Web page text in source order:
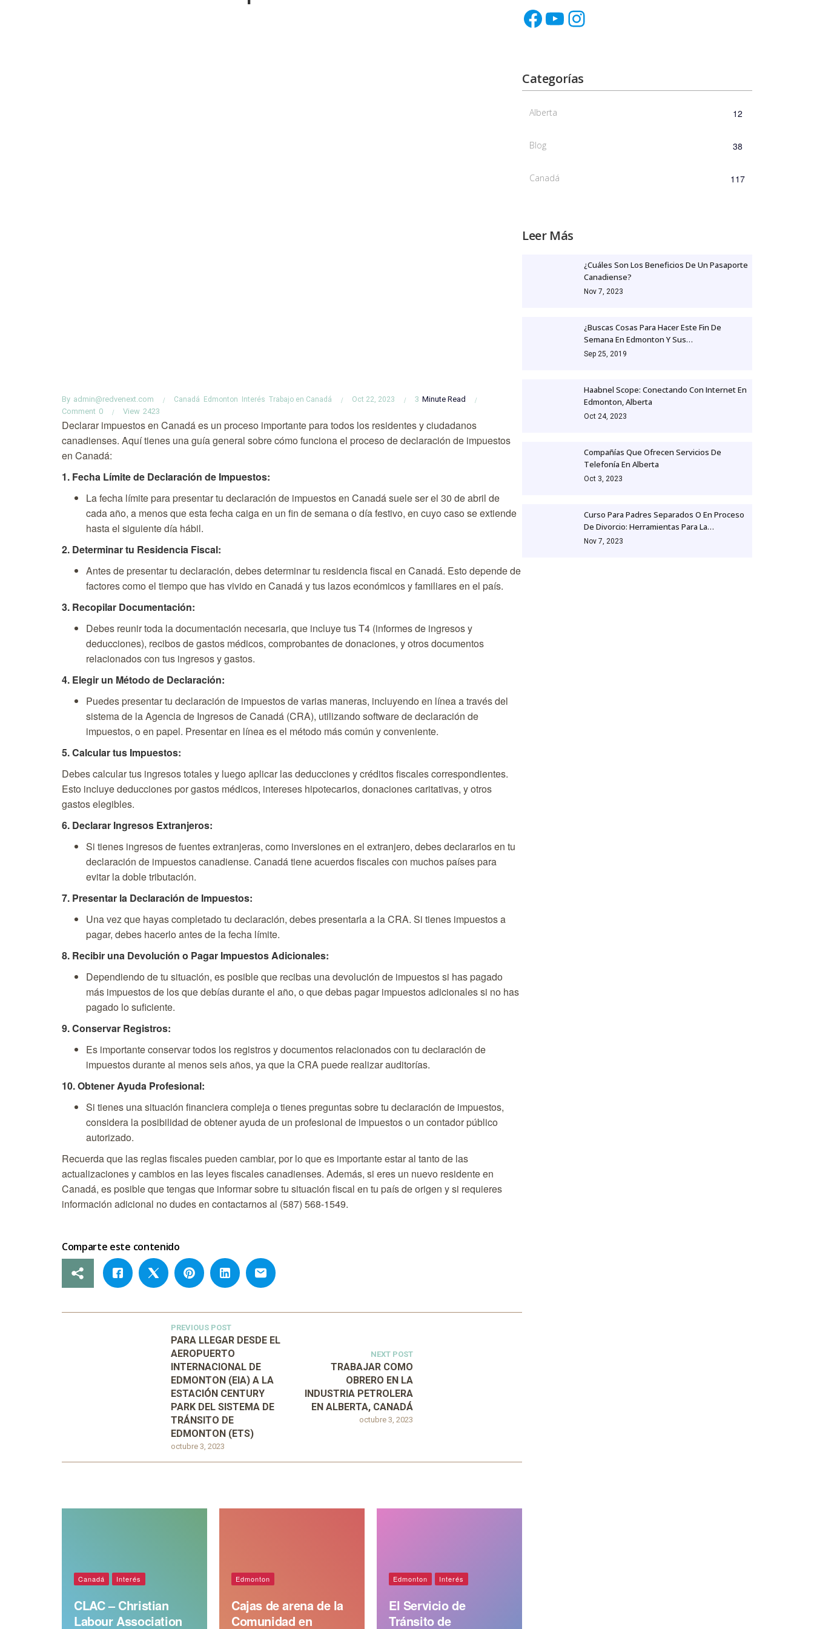
By admin@redvenext.com Canadá Edmonton Interés Trabajo en Canadá Oct 22, 2023 3 Minute Read
0
Comment 2423
View
Declarar impuestos en Canadá es un proceso importante para todos los residentes y ciudadanos
canadienses. Aquí tienes una guía general sobre cómo funciona el proceso de declaración de impuestos
en Canadá:
1. Fecha Límite de Declaración de Impuestos:
La fecha límite para presentar tu declaración de impuestos en Canadá suele ser el 30 de abril de
cada año, a menos que esta fecha caiga en un fin de semana o día festivo, en cuyo caso se extiende
hasta el siguiente día hábil.
2. Determinar tu Residencia Fiscal:
Antes de presentar tu declaración, debes determinar tu residencia fiscal en Canadá. Esto depende de
factores como el tiempo que has vivido en Canadá y tus lazos económicos y familiares en el país.
3. Recopilar Documentación:
Debes reunir toda la documentación necesaria, que incluye tus T4 (informes de ingresos y
deducciones), recibos de gastos médicos, comprobantes de donaciones, y otros documentos
relacionados con tus ingresos y gastos.
4. Elegir un Método de Declaración:
Puedes presentar tu declaración de impuestos de varias maneras, incluyendo en línea a través del
sistema de la Agencia de Ingresos de Canadá (CRA), utilizando software de declaración de
impuestos, o en papel. Presentar en línea es el método más común y conveniente.
5. Calcular tus Impuestos:
Debes calcular tus ingresos totales y luego aplicar las deducciones y créditos fiscales correspondientes.
Esto incluye deducciones por gastos médicos, intereses hipotecarios, donaciones caritativas, y otros
gastos elegibles.
6. Declarar Ingresos Extranjeros:
Si tienes ingresos de fuentes extranjeras, como inversiones en el extranjero, debes declararlos en tu
declaración de impuestos canadiense. Canadá tiene acuerdos fiscales con muchos países para
evitar la doble tributación.
7. Presentar la Declaración de Impuestos:
Una vez que hayas completado tu declaración, debes presentarla a la CRA. Si tienes impuestos a
pagar, debes hacerlo antes de la fecha límite.
8. Recibir una Devolución o Pagar Impuestos Adicionales:
Dependiendo de tu situación, es posible que recibas una devolución de impuestos si has pagado
más impuestos de los que debías durante el año, o que debas pagar impuestos adicionales si no has
pagado lo suficiente.
9. Conservar Registros:
Es importante conservar todos los registros y documentos relacionados con tu declaración de
impuestos durante al menos seis años, ya que la CRA puede realizar auditorías.
10. Obtener Ayuda Profesional:
Si tienes una situación financiera compleja o tienes preguntas sobre tu declaración de impuestos,
considera la posibilidad de obtener ayuda de un profesional de impuestos o un contador público
autorizado.
Recuerda que las reglas fiscales pueden cambiar, por lo que es importante estar al tanto de las
actualizaciones y cambios en las leyes fiscales canadienses. Además, si eres un nuevo residente en
Canadá, es posible que tengas que informar sobre tu situación fiscal en tu país de origen y si requieres
información adicional no dudes en contactarnos al (587) 568-1549.
Comparte este contenido
PREVIOUS POST
octubre 3, 2023
PARA LLEGAR DESDE EL
AEROPUERTO
INTERNACIONAL DE
EDMONTON (EIA) A LA
ESTACIÓN CENTURY
PARK DEL SISTEMA DE
TRÁNSITO DE
EDMONTON (ETS)
NEXT POST
octubre 3, 2023
TRABAJAR COMO
OBRERO EN LA
INDUSTRIA PETROLERA
EN ALBERTA, CANADÁ
Canadá Interés
CLAC – Christian
Labour Association
Edmonton
Cajas de arena de la
Comunidad en
Edmonton Interés
El Servicio de
Tránsito de
Categorías
Alberta 12
Blog 38
Canadá 117
Leer Más
¿Cuáles Son Los Beneficios De Un Pasaporte
Canadiense?
Nov 7, 2023
¿Buscas Cosas Para Hacer Este Fin De
Semana En Edmonton Y Sus…
Sep 25, 2019
Haabnel Scope: Conectando Con Internet En
Edmonton, Alberta
Oct 24, 2023
Compañías Que Ofrecen Servicios De
Telefonía En Alberta
Oct 3, 2023
Curso Para Padres Separados O En Proceso
De Divorcio: Herramientas Para La…
Nov 7, 2023